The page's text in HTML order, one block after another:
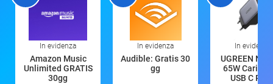
In evidenza
Amazon Music
Unlimited GRATIS
30gg
In evidenza
Audible: Gratis 30
gg
In evidenza
UGREEN
65W
USB C